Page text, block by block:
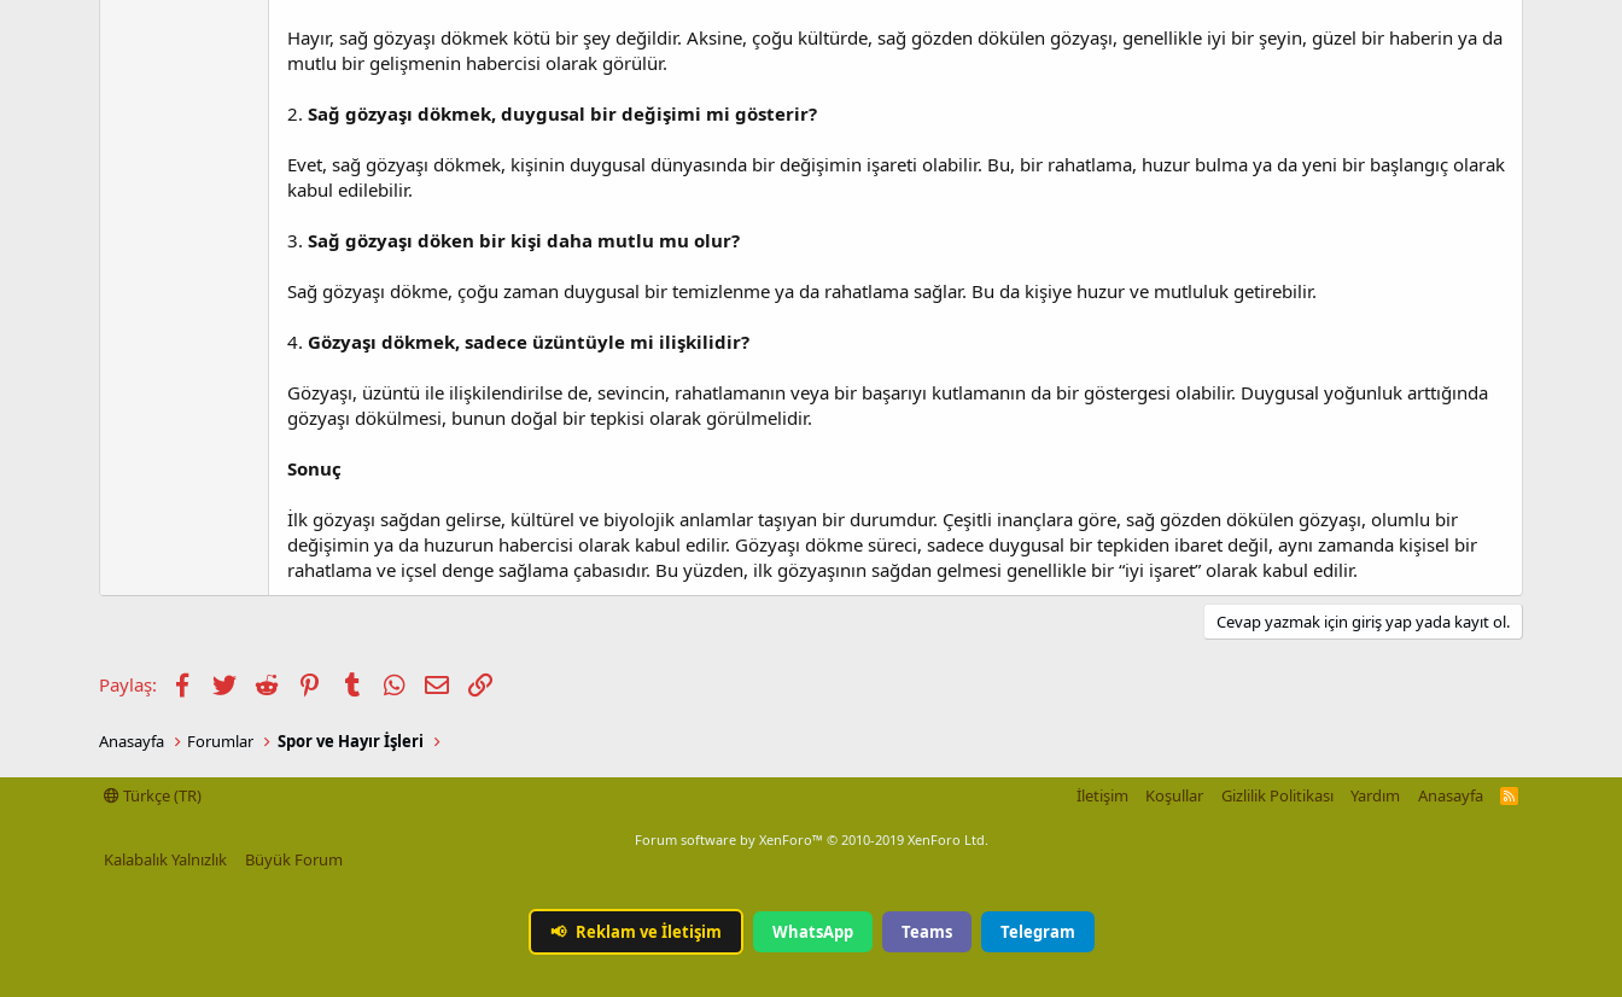
Hayır, sağ gözyaşı dökmek kötü bir şey değildir. Aksine, çoğu kültürde, sağ gözden dökülen gözyaşı, genellikle iyi bir şeyin, güzel bir haberin ya da
mutlu bir gelişmenin habercisi olarak görülür.
2. Sağ gözyaşı dökmek, duygusal bir değişimi mi gösterir?
Evet, sağ gözyaşı dökmek, kişinin duygusal dünyasında bir değişimin işareti olabilir. Bu, bir rahatlama, huzur bulma ya da yeni bir başlangıç olarak
kabul edilebilir.
3. Sağ gözyaşı döken bir kişi daha mutlu mu olur?
Sağ gözyaşı dökme, çoğu zaman duygusal bir temizlenme ya da rahatlama sağlar. Bu da kişiye huzur ve mutluluk getirebilir.
4. Gözyaşı dökmek, sadece üzüntüyle mi ilişkilidir?
Gözyaşı, üzüntü ile ilişkilendirilse de, sevincin, rahatlamanın veya bir başarıyı kutlamanın da bir göstergesi olabilir. Duygusal yoğunluk arttığında
gözyaşı dökülmesi, bunun doğal bir tepkisi olarak görülmelidir.
Sonuç
İlk gözyaşı sağdan gelirse, kültürel ve biyolojik anlamlar taşıyan bir durumdur. Çeşitli inançlara göre, sağ gözden dökülen gözyaşı, olumlu bir
değişimin ya da huzurun habercisi olarak kabul edilir. Gözyaşı dökme süreci, sadece duygusal bir tepkiden ibaret değil, aynı zamanda kişisel bir
rahatlama ve içsel denge sağlama çabasıdır. Bu yüzden, ilk gözyaşının sağdan gelmesi genellikle bir “iyi işaret” olarak kabul edilir.
Cevap yazmak için giriş yap yada kayıt ol.
Paylaş: Facebook
TwitterReddit PinterestTumblrWhatsApp
E-postaLink
Anasayfa Forumlar Spor ve Hayır İşleri
Türkçe (TR) İletişim Koşullar Gizlilik Politikası Yardım Anasayfa
R
Forum software by XenForo™ © 2010-2019 XenForo Ltd.
Kalabalık Yalnızlık Büyük Forum
📢 Reklam ve İletişim WhatsApp Teams Telegram